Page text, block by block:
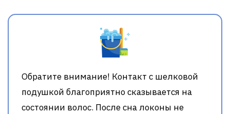
Обратите внимание! Контакт с шелковой
подушкой благоприятно сказывается на
состоянии волос. После сна локоны не